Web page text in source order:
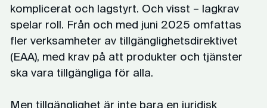
komplicerat och lagstyrt. Och visst – lagkrav
spelar roll. Från och med juni 2025 omfattas
fler verksamheter av tillgänglighetsdirektivet
(EAA), med krav på att produkter och tjänster
ska vara tillgängliga för alla.